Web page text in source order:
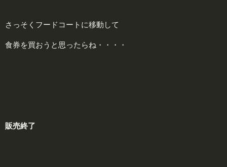
さっそくフードコートに移動して
食券を買おうと思ったらね・・・・
販売終了